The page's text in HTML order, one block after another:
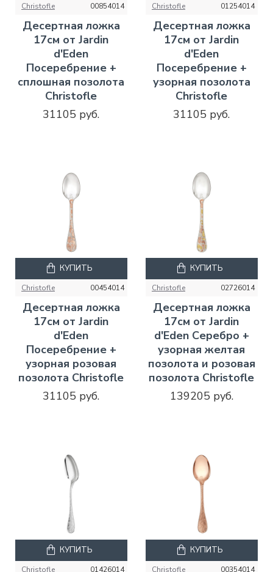
Christofle 00854014
Десертная ложка
17см от Jardin
d'Eden
Посеребрение +
сплошная позолота
Christofle
31105 руб.
Christofle 01254014
Десертная ложка
17см от Jardin
d'Eden
Посеребрение +
узорная позолота
Christofle
31105 руб.
Christofle 00454014
Десертная ложка
17см от Jardin
d'Eden
Посеребрение +
узорная розовая
позолота Christofle
31105 руб.
КУПИТЬ
Christofle 02726014
Десертная ложка
17см от Jardin
d'Eden Серебро +
узорная желтая
позолота и розовая
позолота Christofle
139205 руб.
КУПИТЬ
Christofle 01426014
КУПИТЬ
Christofle 00354014
КУПИТЬ